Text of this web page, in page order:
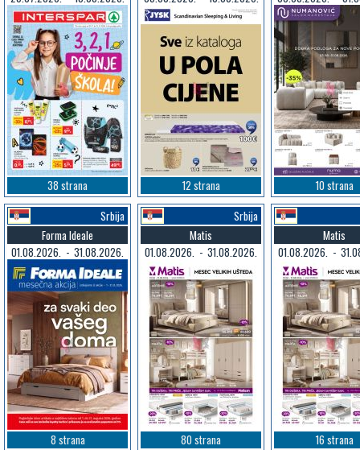
38 strana 12 strana
10 strana
Srbija
Forma Ideale
01.08.2026. - 31.08.2026.
8 strana
Srbija
Matis
01.08.2026. - 31.08.2026.
80 strana
Matis
01.08.2026. -
16 strana